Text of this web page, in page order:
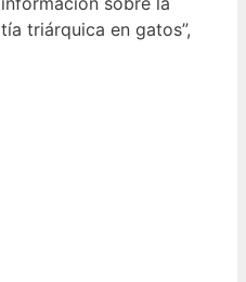
triárquica en gatos”,